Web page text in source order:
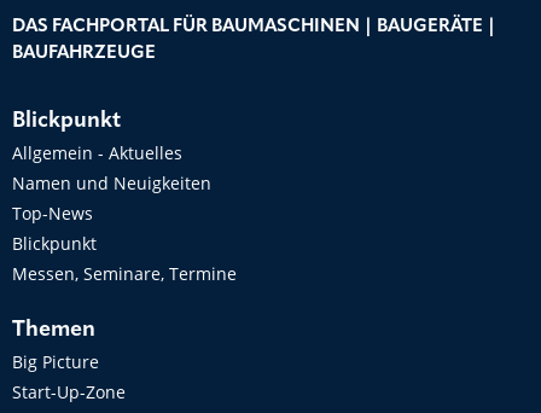
DAS FACHPORTAL FÜR BAUMASCHINEN | BAUGERÄTE |
BAUFAHRZEUGE
Blickpunkt
Allgemein - Aktuelles
Namen und Neuigkeiten
Top-News
Blickpunkt
Messen, Seminare, Termine
Themen
Big Picture
Start-Up-Zone